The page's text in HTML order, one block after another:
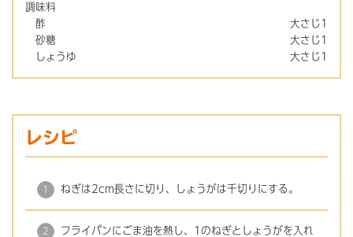
調味料
酢
大さじ1
砂糖
大さじ1
しょうゆ
大さじ1
レシピ
ねぎは2cm長さに切り、しょうがは千切りにする。
フライパンにごま油を熱し、1のねぎとしょうがを入れ